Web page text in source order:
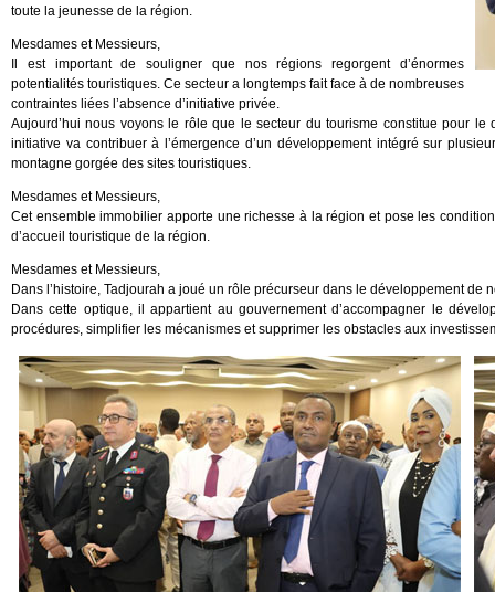
toute la jeunesse de la région.
Mesdames et Messieurs,
Il est important de souligner que nos régions regorgent d’énormes
potentialités touristiques. Ce secteur a longtemps fait face à de nombreuses
contraintes liées l’absence d’initiative privée.
Aujourd’hui nous voyons le rôle que le secteur du tourisme constitue pour le
initiative va contribuer à l’émergence d’un développement intégré sur
montagne gorgée des sites touristiques.
Mesdames et Messieurs,
Cet ensemble immobilier apporte une richesse à la région et pose les
d’accueil touristique de la région.
Mesdames et Messieurs,
Dans l’histoire, Tadjourah a joué un rôle précurseur dans le développement de
Dans cette optique, il appartient au gouvernement d’accompagner le
procédures, simplifier les mécanismes et supprimer les obstacles aux